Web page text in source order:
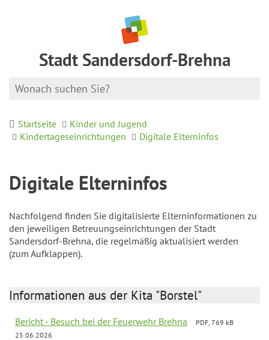
Stadt Sandersdorf-Brehna
Startseite
Kinder und Jugend
Kindertageseinrichtungen
Digitale Elterninfos
Digitale Elterninfos
Nachfolgend finden Sie digitalisierte Elterninformationen zu
den jeweiligen Betreuungseinrichtungen der Stadt
Sandersdorf-Brehna, die regelmäßig aktualisiert werden
(zum Aufklappen).
Informationen aus der Kita "Borstel"
Bericht - Besuch bei der Feuerwehr Brehna
PDF, 769 kB
25.06.2026